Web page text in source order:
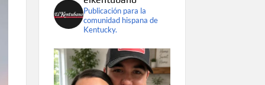
Publicación para la
comunidad hispana de
Kentucky.